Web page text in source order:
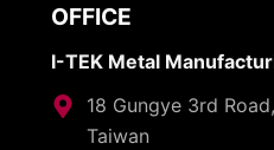
OFFICE
I-TEK Metal
18 Gungye 3rd
Taiwan